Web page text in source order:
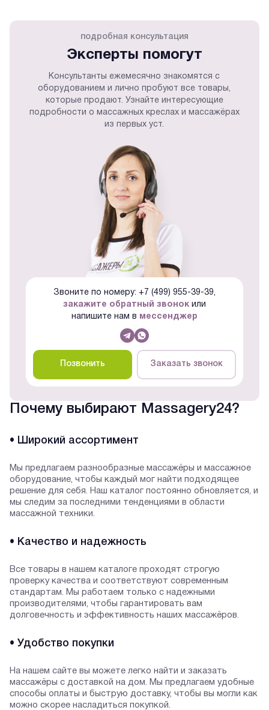
подробная консультация
Эксперты помогут
Консультанты ежемесячно знакомятся с
оборудованием и лично пробуют все товары,
которые продают. Узнайте интересующие
подробности о массажных креслах и массажёрах
из первых уст.
Звоните по номеру: +7 (499) 955-39-39,
закажите обратный звонокили
напишите нам в
мессенджер
Позвонить Заказать звонок
Почему выбирают Massagery24?
• Широкий ассортимент
Мы предлагаем разнообразные массажёры и массажное
оборудование, чтобы каждый мог найти подходящее
решение для себя. Наш каталог постоянно обновляется, и
мы следим за последними тенденциями в области
массажной техники.
• Качество и надежность
Все товары в нашем каталоге проходят строгую
проверку качества и соответствуют современным
стандартам. Мы работаем только с надежными
производителями, чтобы гарантировать вам
долговечность и эффективность наших массажёров.
• Удобство покупки
На нашем сайте вы можете легко найти и заказать
массажёры с доставкой на дом. Мы предлагаем удобные
способы оплаты и быструю доставку, чтобы вы могли как
можно скорее насладиться покупкой.